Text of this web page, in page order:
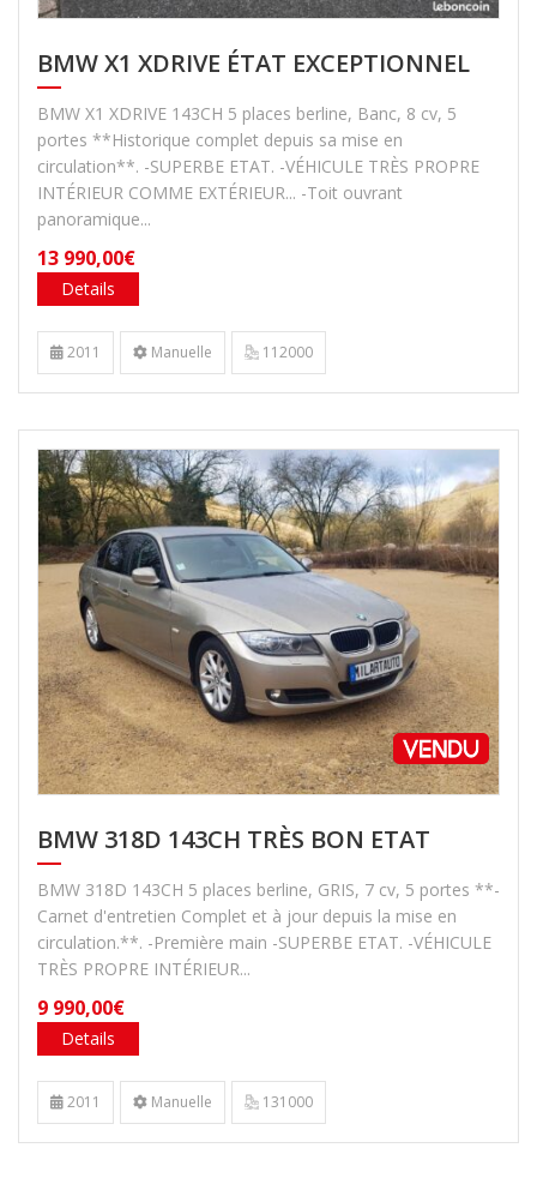
BMW X1 XDRIVE ÉTAT EXCEPTIONNEL
BMW X1 XDRIVE 143CH 5 places berline, Banc, 8 cv, 5
portes **Historique complet depuis sa mise en
circulation**. -SUPERBE ETAT. -VÉHICULE TRÈS PROPRE
INTÉRIEUR COMME EXTÉRIEUR... -Toit ouvrant
panoramique...
13 990,00€
Details
2011 Manuelle 112000
BMW 318D 143CH TRÈS BON ETAT
BMW 318D 143CH 5 places berline, GRIS, 7 cv, 5 portes **-
Carnet d'entretien Complet et à jour depuis la mise en
circulation.**. -Première main -SUPERBE ETAT. -VÉHICULE
TRÈS PROPRE INTÉRIEUR...
9 990,00€
Details
2011 Manuelle 131000